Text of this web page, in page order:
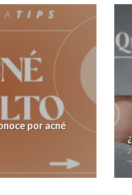
por acné